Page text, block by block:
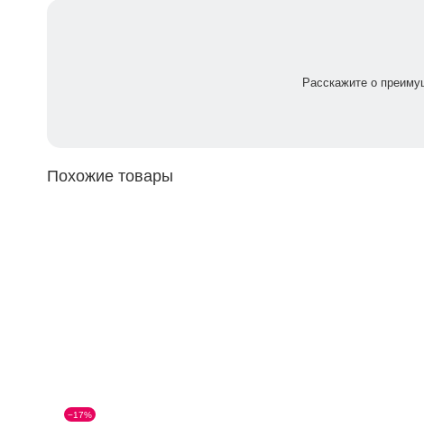
Расскажите о
Похожие товары
−17%